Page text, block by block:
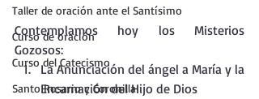
Taller de oración ante el Santísimo
Curso de oración
Curso del Catecismo
Santo Rosario y Coronilla
Contemplamos hoy los Misterios
Gozosos:
La Anunciación del ángel a María y la
Encarnación del Hijo de Dios